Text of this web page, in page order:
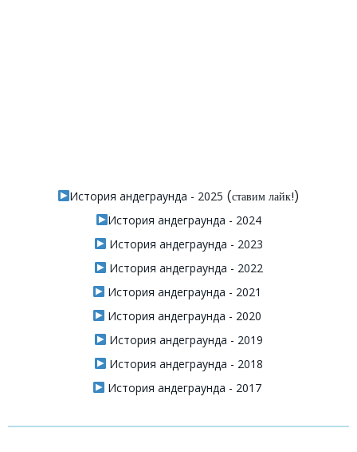
История андеграунда - 2025 (ставим лайк!)
История андеграунда - 2024
История андеграунда - 2023
История андеграунда - 2022
История андеграунда - 2021
История андеграунда - 2020
История андеграунда - 2019
История андеграунда - 2018
История андеграунда - 2017